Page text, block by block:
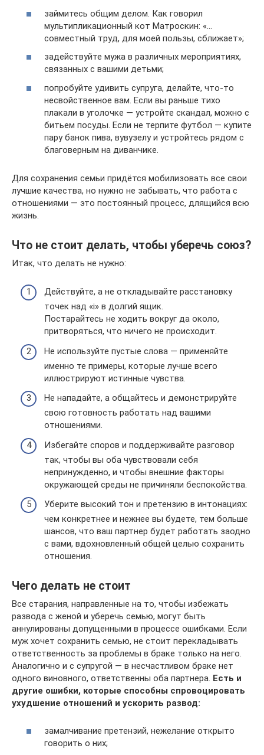
займитесь общим делом. Как говорил
мультипликационный кот Матроскин: «…
совместный труд, для моей пользы, сближает»;
задействуйте мужа в различных мероприятиях,
связанных с вашими детьми;
попробуйте удивить супруга, делайте, что-то
несвойственное вам. Если вы раньше тихо
плакали в уголочке — устройте скандал, можно с
битьем посуды. Если не терпите футбол — купите
пару банок пива, вувузелу и устройтесь рядом с
благоверным на диванчике.
Для сохранения семьи придётся мобилизовать все свои
лучшие качества, но нужно не забывать, что работа с
отношениями — это постоянный процесс, длящийся всю
жизнь.
Что не стоит делать, чтобы уберечь союз?
Итак, что делать не нужно:
Действуйте, а не откладывайте расстановку
точек над «і» в долгий ящик.
Постарайтесь не ходить вокруг да около,
притворяться, что ничего не происходит.
Не используйте пустые слова — применяйте
именно те примеры, которые лучше всего
иллюстрируют истинные чувства.
Не нападайте, а общайтесь и демонстрируйте
свою готовность работать над вашими
отношениями.
Избегайте споров и поддерживайте разговор
так, чтобы вы оба чувствовали себя
непринужденно, и чтобы внешние факторы
окружающей среды не причиняли беспокойства.
Уберите высокий тон и претензию в интонациях:
чем конкретнее и нежнее вы будете, тем больше
шансов, что ваш партнер будет работать заодно
с вами, вдохновленный общей целью сохранить
отношения.
Чего делать не стоит
Все старания, направленные на то, чтобы избежать
развода с женой и уберечь семью, могут быть
аннулированы допущенными в процессе ошибками. Если
муж хочет сохранить семью, не стоит перекладывать
ответственность за проблемы в браке только на него.
Аналогично и с супругой — в несчастливом браке нет
одного виновного, ответственны оба партнера. Есть и
другие ошибки, которые способны спровоцировать
ухудшение отношений и ускорить развод:
замалчивание претензий, нежелание открыто
говорить о них;